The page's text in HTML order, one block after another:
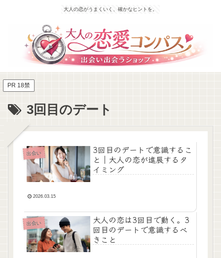
大人の恋がうまくいく、確かなヒントを。
PR 18禁
3回目のデート
出会い
3回目のデートで意識するこ
と｜大人の恋が進展するタ
イミング
2026.03.15
出会い
大人の恋は3回目で動く。3
回目のデートで意識するべ
きこと